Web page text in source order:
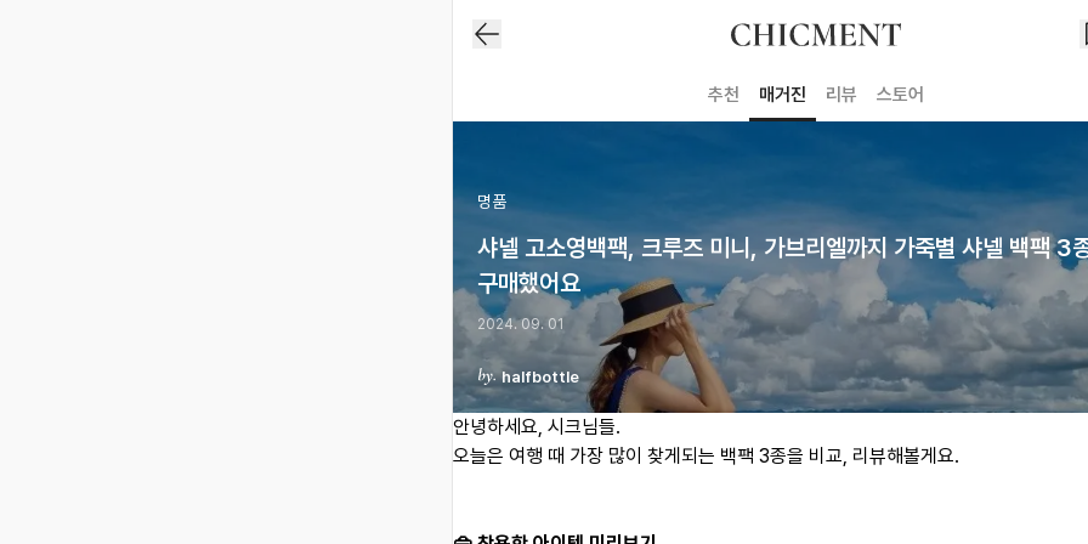
추천 매거진 리뷰 스토어
명품
샤넬 고소영백팩, 크루즈 미니, 가브리엘까지 가죽별 샤넬 백팩 3
구매했어요
2024. 09. 01
halfbottle
안녕하세요, 시크님들.
오늘은 여행 때 가장 많이 찾게되는 백팩 3종을 비교, 리뷰해볼게요.